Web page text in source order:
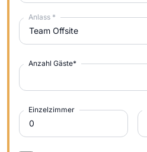
Team Offsite
Anlass *
Anzahl Gäste*
Einzelzimmer